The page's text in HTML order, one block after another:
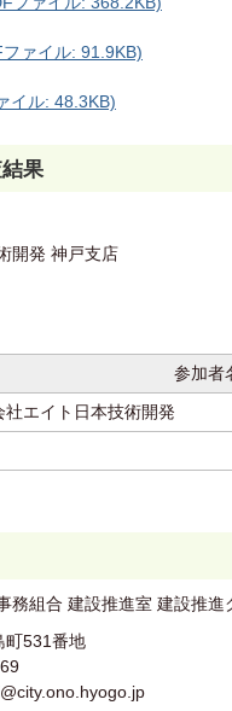
ァイル: 91.9KB)
イル: 48.3KB)
果
開発 神戸支店
参加者
社エイト日本技術開発
務組合 建設推進室 建設推進
町531番地